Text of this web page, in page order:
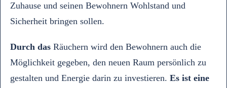
Zuhause und seinen Bewohnern Wohlstand und
Sicherheit bringen sollen.
Durch das Räuchern wird den Bewohnern auch die
Möglichkeit gegeben, den neuen Raum persönlich zu
gestalten und Energie darin zu investieren. Es ist eine